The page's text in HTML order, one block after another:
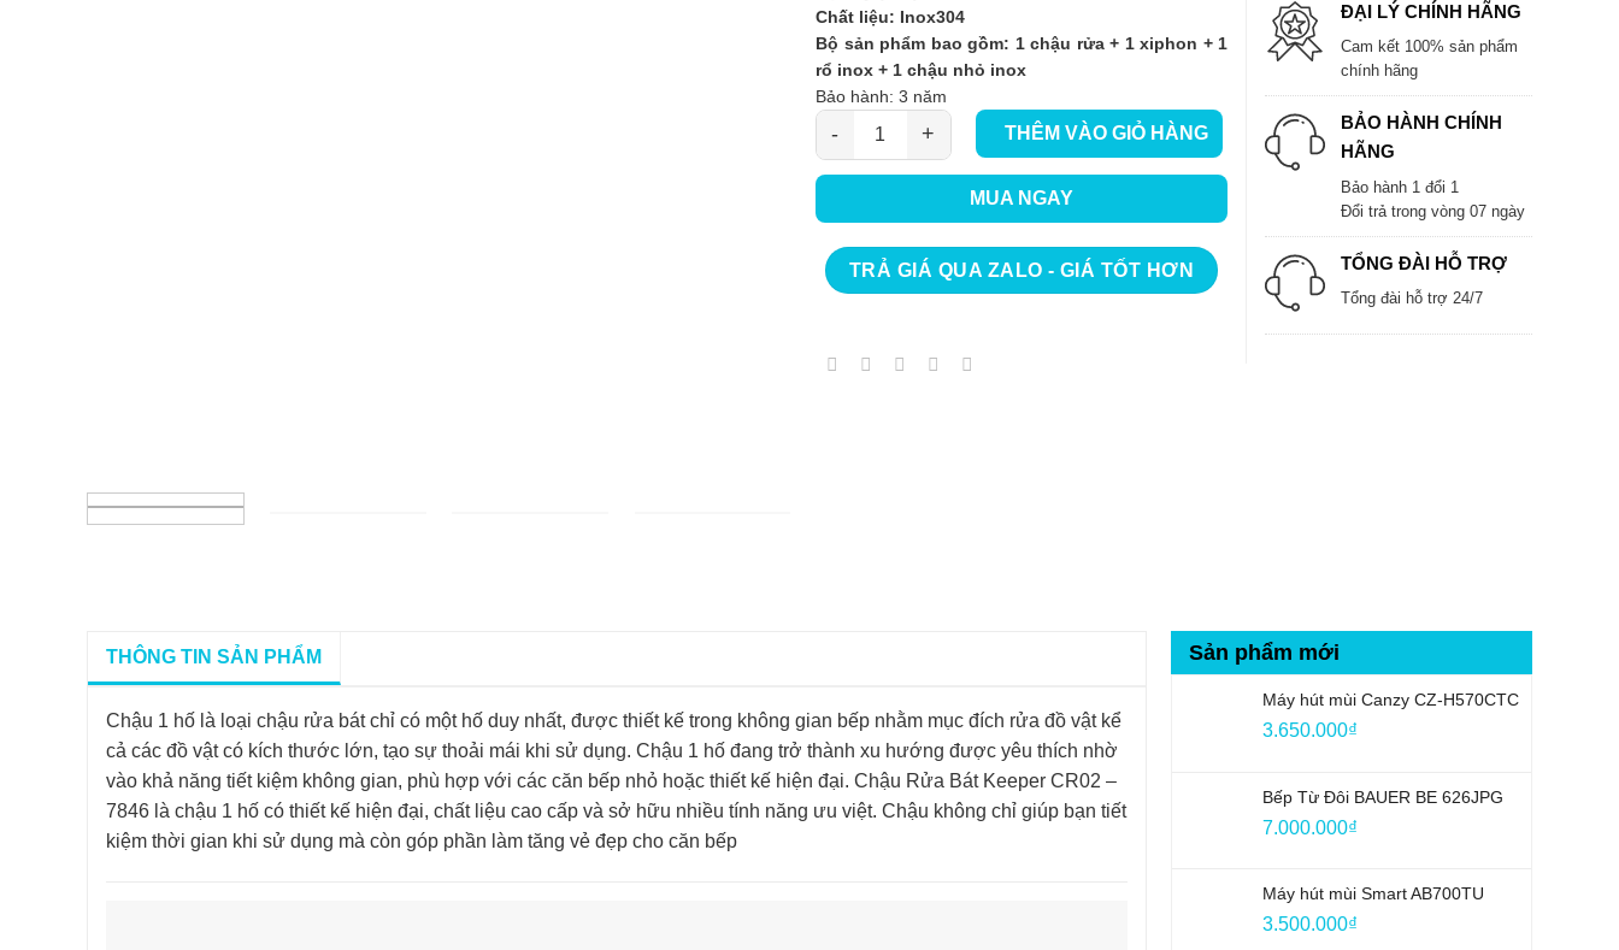
Chất liệu: Inox304
Bộ sản phẩm bao gồm: 1 chậu rửa + 1 xiphon + 1
rổ inox + 1 chậu nhỏ inox
Bảo hành: 3 năm
Chậu Rửa Bát Keeper CR02 – 7846 số lượng
THÊM VÀO GIỎ HÀNG
MUA NGAY
TRẢ GIÁ QUA ZALO - GIÁ TỐT HƠN
ĐẠI LÝ CHÍNH HÃNG
Cam kết 100% sản phẩm
chính hãng
BẢO HÀNH CHÍNH
HÃNG
Bảo hành 1 đổi 1
Đổi trả trong vòng 07 ngày
TỔNG ĐÀI HỖ TRỢ
Tổng đài hỗ trợ 24/7
THÔNG TIN SẢN PHẨM
Chậu 1 hố là loại chậu rửa bát chỉ có một hố duy nhất, được thiết kế trong không gian bếp nhằm mục đích rửa đồ vật kể
cả các đồ vật có kích thước lớn, tạo sự thoải mái khi sử dụng. Chậu 1 hố đang trở thành xu hướng được yêu thích nhờ
vào khả năng tiết kiệm không gian, phù hợp với các căn bếp nhỏ hoặc thiết kế hiện đại. Chậu Rửa Bát Keeper CR02 –
7846 là chậu 1 hố có thiết kế hiện đại, chất liệu cao cấp và sở hữu nhiều tính năng ưu việt. Chậu không chỉ giúp bạn tiết
kiệm thời gian khi sử dụng mà còn góp phần làm tăng vẻ đẹp cho căn bếp
Sản phẩm mới
Máy hút mùi Canzy CZ-H570CTC
3.650.000₫
Bếp Từ Đôi BAUER BE 626JPG
7.000.000₫
Máy hút mùi Smart AB700TU
3.500.000₫